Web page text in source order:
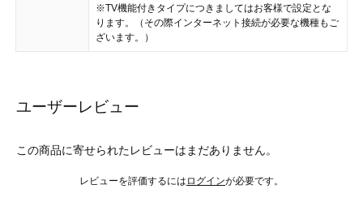
※TV機能付きタイプにつきましてはお客様で設定とな
ります。（その際インターネット接続が必要な機種もご
ざいます。）
ユーザーレビュー
この商品に寄せられたレビューはまだありません。
レビューを評価するには ログインが必要です。